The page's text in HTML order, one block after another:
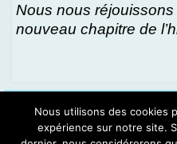
Nous nous réjouissons
nouveau chapitre de
Espace
Nous utilisons des cookies
expérience sur notre site.